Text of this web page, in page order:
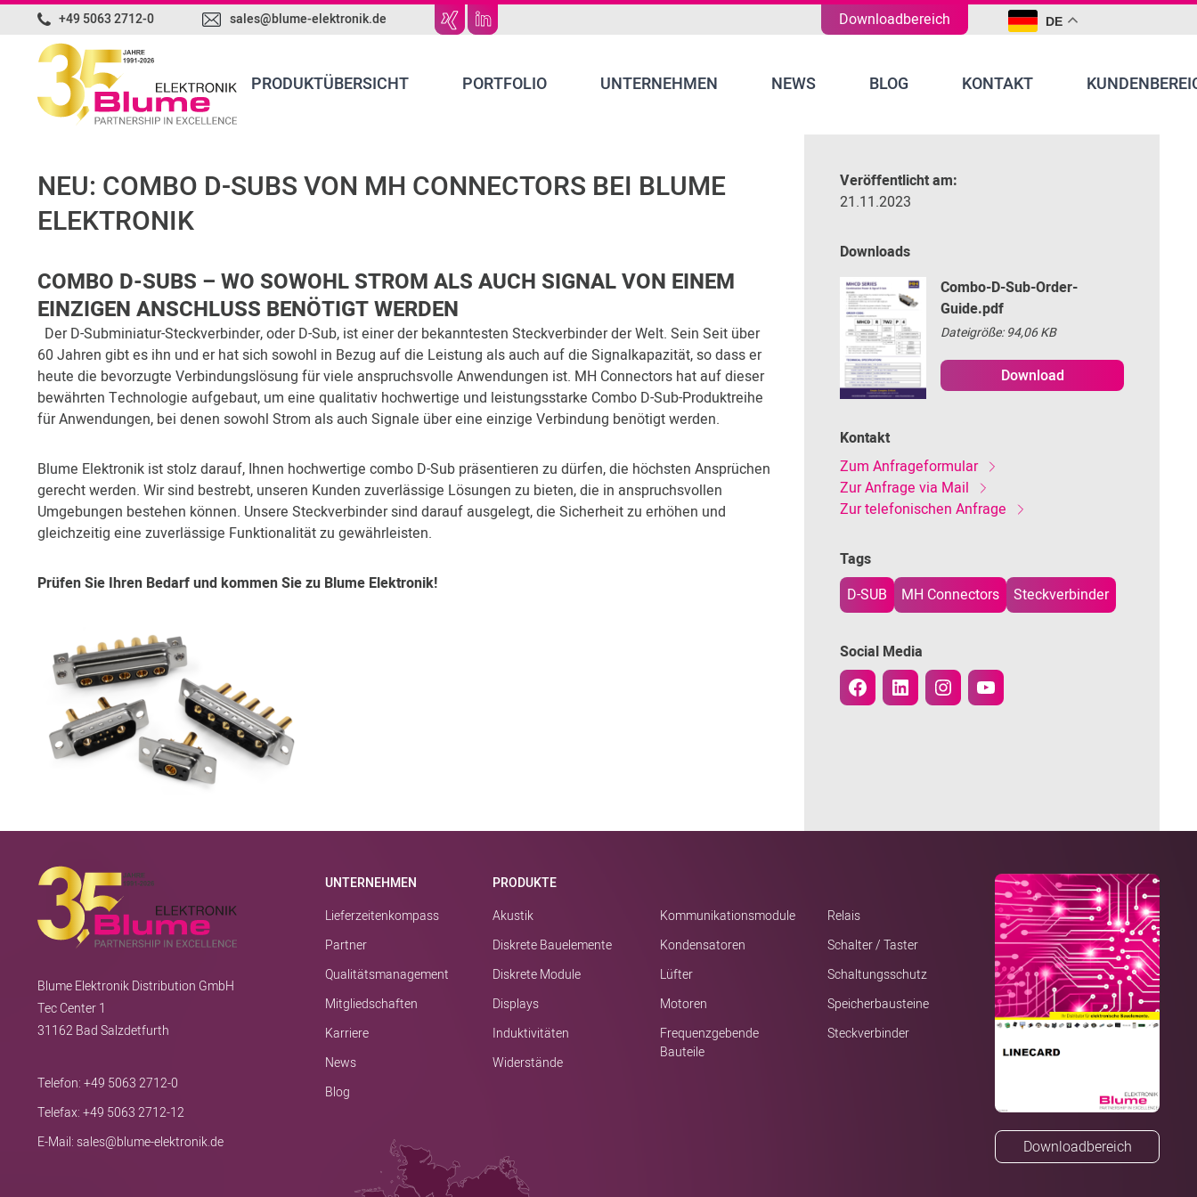
+49 5063 2712-0 sales@blume-elektronik.de Downloadbereich DE
PRODUKTÜBERSICHT PORTFOLIO UNTERNEHMEN NEWS BLOG KONTAKT
NEU: COMBO D-SUBS VON MH CONNECTORS BEI BLUME
ELEKTRONIK
COMBO D-SUBS – WO SOWOHL STROM ALS AUCH SIGNAL VON EINEM
EINZIGEN ANSCHLUSS BENÖTIGT WERDEN
Der D-Subminiatur-Steckverbinder, oder D-Sub, ist einer der bekanntesten Steckverbinder der Welt. Sein Seit über
60 Jahren gibt es ihn und er hat sich sowohl in Bezug auf die Leistung als auch auf die Signalkapazität, so dass er
heute die bevorzugte Verbindungslösung für viele anspruchsvolle Anwendungen ist. MH Connectors hat auf dieser
bewährten Technologie aufgebaut, um eine qualitativ hochwertige und leistungsstarke Combo D-Sub-Produktreihe
für Anwendungen, bei denen sowohl Strom als auch Signale über eine einzige Verbindung benötigt werden.
Blume Elektronik ist stolz darauf, Ihnen hochwertige combo D-Sub präsentieren zu dürfen, die höchsten Ansprüchen
gerecht werden. Wir sind bestrebt, unseren Kunden zuverlässige Lösungen zu bieten, die in anspruchsvollen
Umgebungen bestehen können. Unsere Steckverbinder sind darauf ausgelegt, die Sicherheit zu erhöhen und
gleichzeitig eine zuverlässige Funktionalität zu gewährleisten.
Prüfen Sie Ihren Bedarf und kommen Sie zu Blume Elektronik!
Veröffentlicht am:
21.11.2023
Downloads
Combo-D-Sub-Order-
Guide.pdf
Dateigröße: 94,06 KB
Download
Kontakt
Zum Anfrageformular
Zur Anfrage via Mail
Zur telefonischen Anfrage
Tags
D-SUB
MH Connectors Steckverbinder
Social Media
Blume Elektronik Distribution GmbH
Tec Center 1
31162 Bad Salzdetfurth
Telefon:+49 5063 2712-0
Telefax: +49 5063 2712-12
E-Mail:sales@blume-elektronik.de
UNTERNEHMEN
Lieferzeitenkompass
Partner
Qualitätsmanagement
Mitgliedschaften
Karriere
News
Blog
PRODUKTE
Akustik
Diskrete Bauelemente
Diskrete Module
Displays
Induktivitäten
Widerstände
Kommunikationsmodule
Kondensatoren
Lüfter
Motoren
Frequenzgebende
Bauteile
Relais
Schalter / Taster
Schaltungsschutz
Speicherbausteine
Steckverbinder
Downloadbereich